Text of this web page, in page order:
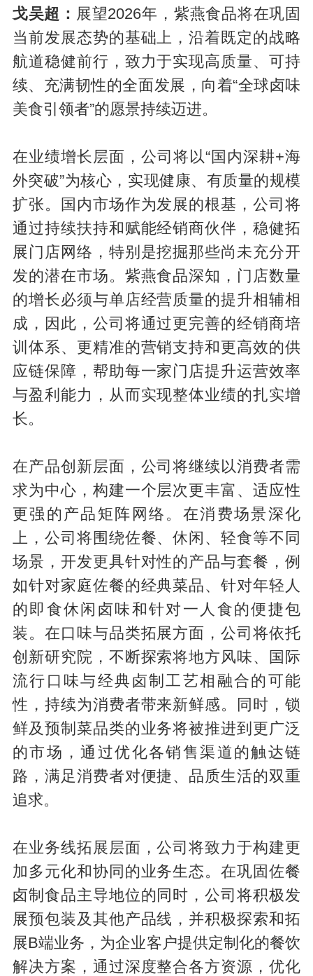
戈吴超： 展望2026年，紫燕食品将在巩固
当前发展态势的基础上，沿着既定的战略
航道稳健前行，致力于实现高质量、可持
续、充满韧性的全面发展，向着“全球卤味
美食引领者”的愿景持续迈进。
在业绩增长层面，公司将以“国内深耕+海
外突破”为核心，实现健康、有质量的规模
扩张。国内市场作为发展的根基，公司将
通过持续扶持和赋能经销商伙伴，稳健拓
展门店网络，特别是挖掘那些尚未充分开
发的潜在市场。紫燕食品深知，门店数量
的增长必须与单店经营质量的提升相辅相
成，因此，公司将通过更完善的经销商培
训体系、更精准的营销支持和更高效的供
应链保障，帮助每一家门店提升运营效率
与盈利能力，从而实现整体业绩的扎实增
长。
在产品创新层面，公司将继续以消费者需
求为中心，构建一个层次更丰富、适应性
更强的产品矩阵网络。在消费场景深化
上，公司将围绕佐餐、休闲、轻食等不同
场景，开发更具针对性的产品与套餐，例
如针对家庭佐餐的经典菜品、针对年轻人
的即食休闲卤味和针对一人食的便捷包
装。在口味与品类拓展方面，公司将依托
创新研究院，不断探索将地方风味、国际
流行口味与经典卤制工艺相融合的可能
性，持续为消费者带来新鲜感。同时，锁
鲜及预制菜品类的业务将被推进到更广泛
的市场，通过优化各销售渠道的触达链
路，满足消费者对便捷、品质生活的双重
追求。
在业务线拓展层面，公司将致力于构建更
加多元化和协同的业务生态。在巩固佐餐
卤制食品主导地位的同时，公司将积极发
展预包装及其他产品线，并积极探索和拓
展B端业务，为企业客户提供定制化的餐饮
解决方案，通过深度整合各方资源，优化